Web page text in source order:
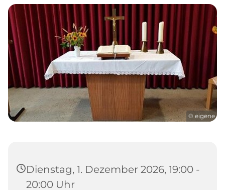
© eigene
Dienstag, 1. Dezember 2026, 19:00 -
20:00 Uhr